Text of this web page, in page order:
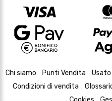
Chi siamo Punti Vendita Usato
Condizioni di vendita